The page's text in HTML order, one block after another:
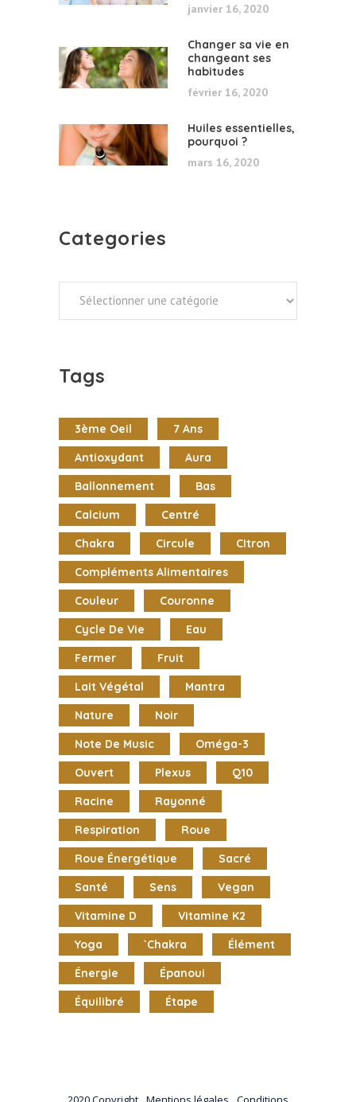
janvier 16, 2020
Changer sa vie en
changeant ses
habitudes
février 16, 2020
Huiles essentielles,
pourquoi ?
mars 16, 2020
Categories
Categories
Tags
3ème Oeil
7 Ans
Antioxydant
Aura
Ballonnement
Bas
Calcium
Centré
Chakra
Circule
CItron
Compléments Alimentaires
Couleur
Couronne
Cycle De Vie
Eau
Fermer
Fruit
Lait Végétal
Mantra
Nature
Noir
Note De Music
Oméga-3
Ouvert
Plexus
Q10
Racine
Rayonné
Respiration
Roue
Roue Énergétique
Sacré
Santé
Sens
Vegan
Vitamine D
Vitamine K2
Yoga
`chakra
Élément
Énergie
Épanoui
Équilibré
Étape